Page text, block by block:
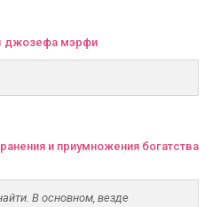
джозефа мэрфи
и приумножения богатства
В основном, везде